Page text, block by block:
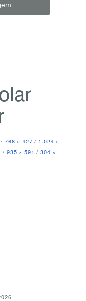
/ 768 × 427 / 1.024 ×
/ 935 × 591 / 304 ×